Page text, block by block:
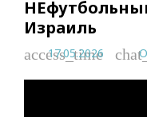
Израиль
access_time
17.05.2026